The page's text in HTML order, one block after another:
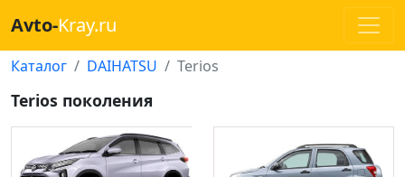
Avto-Kray.ru
Каталог DAIHATSU Terios
Terios поколения